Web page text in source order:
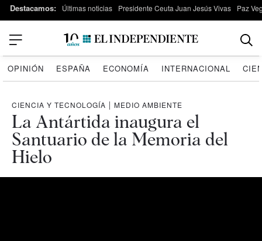
Destacamos: Últimas noticias Presidente Ceuta Juan Jesús Vivas Paz
OPINIÓN ESPAÑA ECONOMÍA INTERNACIONAL
CIENCIA Y TECNOLOGÍA | MEDIO AMBIENTE
La Antártida inaugura el
Santuario de la Memoria del
Hielo